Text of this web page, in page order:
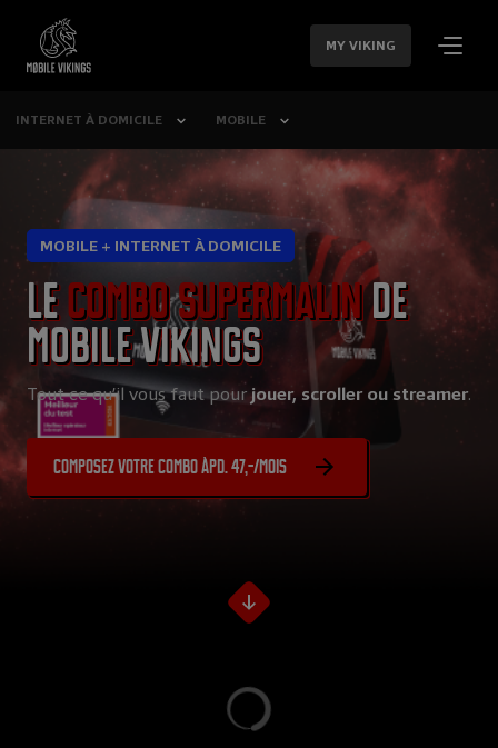
SAUTER LA
NAVIGATION
MY VIKING
INTERNET À DOMICILE MOBILE
MOBILE + INTERNET À DOMICILE
Lecombo supermalinde
Mobile Vikings
Tout ce qu’il vous faut pourjouer, scroller ou streamer.
Composez votre combo àpd. 47,-/mois